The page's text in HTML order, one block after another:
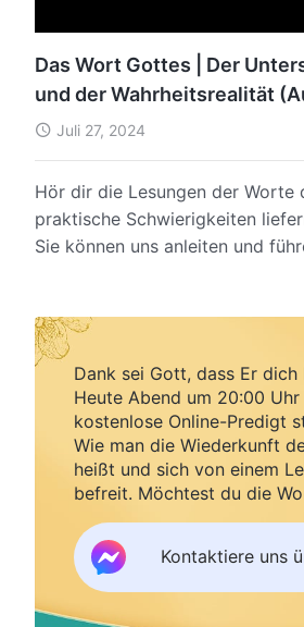
Das Wort Gottes | Der
und der Wahrheitsrealität
Juli 27, 2024
Hör dir die Lesungen der Worte
praktische Schwierigkeiten
Sie können uns anleiten und
Dank sei Gott, dass Er
Heute Abend um 20:00
kostenlose Online-Predigt
Wie man die Wiederkunft
heißt und sich von einem
befreit. Möchtest du die
Kontaktiere uns